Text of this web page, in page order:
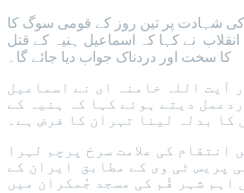
کی شہادت پر تین روز کے قومی سوگ کا
انقلاب نے کہا کہ اسماعیل ہنیہ کے قتل
کا سخت اور دردناک جواب دیا جائے گا۔
آیت اللہ خامنہ ای نے اسماعیل
دیتے ہوئے کہا کہ ہنیہ کے
کا بدلہ لینا تہران کا فرض ہے۔
انتقام کی علامت سرخ پرچم لہرا
پریس ٹی وی کے مطابق ایران کے
اہم شہر قُم کی مسجد جُمکران میں